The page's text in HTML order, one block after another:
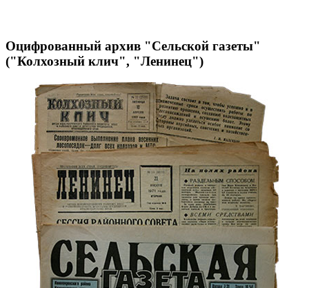
Оцифрованный архив "Сельской газеты"
("Колхозный клич", "Ленинец")